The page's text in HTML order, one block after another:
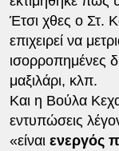
Έτσι χθες ο Στ.
επιχειρεί να
ισορροπημένες
μαξιλάρι, κλπ.
Και η Βούλα
εντυπώσεις
«είναι ενεργός